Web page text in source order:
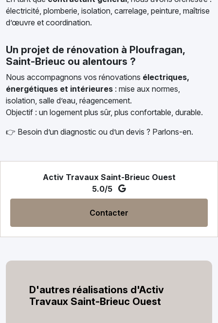
électricité, plomberie, isolation, carrelage, peinture, maîtrise
d’œuvre et coordination.
Un projet de rénovation à Ploufragan,
Saint-Brieuc ou alentours ?
Nous accompagnons vos rénovations électriques,
énergétiques et intérieures : mise aux normes,
isolation, salle d’eau, réagencement.
Objectif : un logement plus sûr, plus confortable, durable.
👉 Besoin d’un diagnostic ou d’un devis ? Parlons-en.
Activ Travaux Saint-Brieuc Ouest
5.0/5
Contacter
D'autres réalisations d'Activ
Travaux Saint-Brieuc Ouest